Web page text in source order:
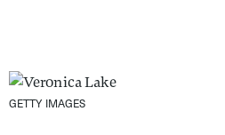
GETTY IMAGES